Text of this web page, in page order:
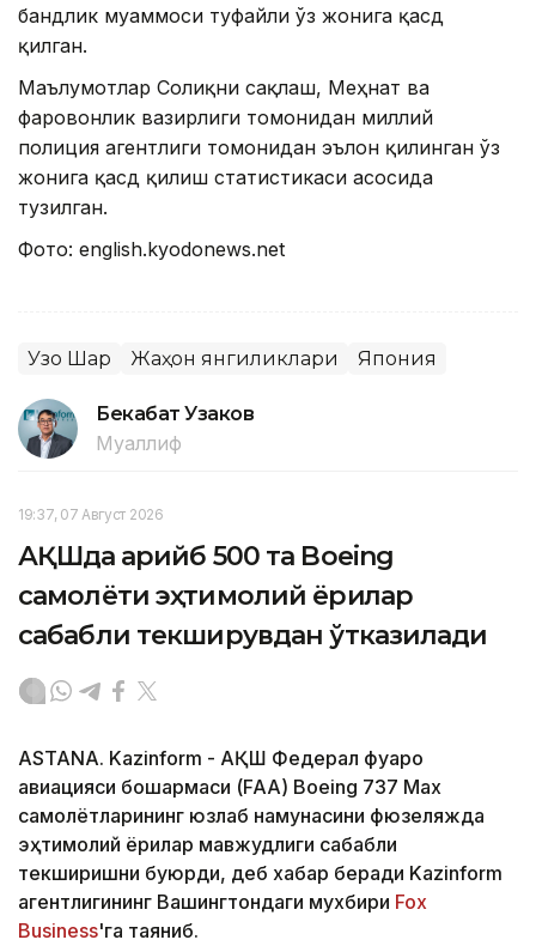
бандлик муаммоси туфайли ўз жонига қасд
қилган.
Маълумотлар Соғлиқни сақлаш, Меҳнат ва
фаровонлик вазирлиги томонидан миллий
полиция агентлиги томонидан эълон қилинган ўз
жонига қасд қилиш статистикаси асосида
тузилган.
Фото: english.kyodonews.net
Узоқ Шарқ Жаҳон янгиликлари Япония
Бекабат Узаков
Муаллиф
19:37, 07 Август 2026
АҚШда қарийб 500 та Boeing
самолёти эҳтимолий ёриқлар
сабабли текширувдан ўтказилади
ASTANA. Kazinform - АҚШ Федерал фуқаро
авиацияси бошқармаси (FAA) Boeing 737 Max
самолётларининг юзлаб намунасини фюзеляжда
эҳтимолий ёриқлар мавжудлиги сабабли
текширишни буюрди, деб хабар беради Kazinform
агентлигининг Вашингтондаги мухбири Fox
Business'га таяниб.